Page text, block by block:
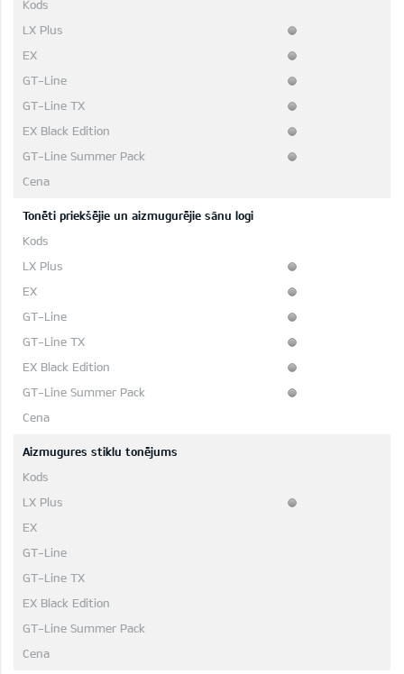
Tonēti priekšējie un aizmugurējie sānu logi
Aizmugures stiklu tonējums